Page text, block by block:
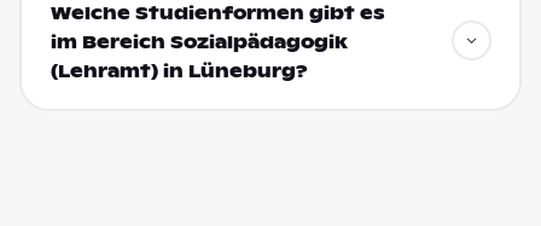
Welche Studienformen gibt es
im Bereich Sozialpädagogik
(Lehramt) in Lüneburg?